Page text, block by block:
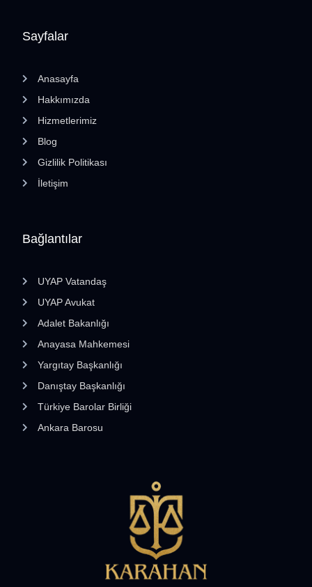
Bağlantılar
UYAP Vatandaş
UYAP Avukat
Adalet Bakanlığı
Anayasa Mahkemesi
Yargıtay Başkanlığı
Danıştay Başkanlığı
Türkiye Barolar Birliği
Ankara Barosu
Sayfalar
Anasayfa
Hakkımızda
Hizmetlerimiz
Blog
Gizlilik Politikası
İletişim